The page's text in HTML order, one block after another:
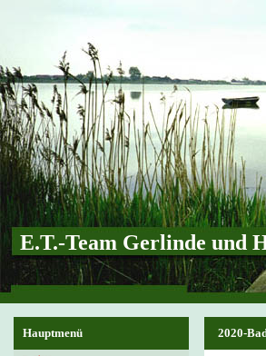
E.T.-Team Gerlinde und
Hauptmenü 2020-